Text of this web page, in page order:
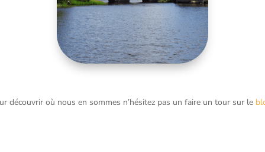
découvrir où nous en sommes n’hésitez pas un faire un tour sur le